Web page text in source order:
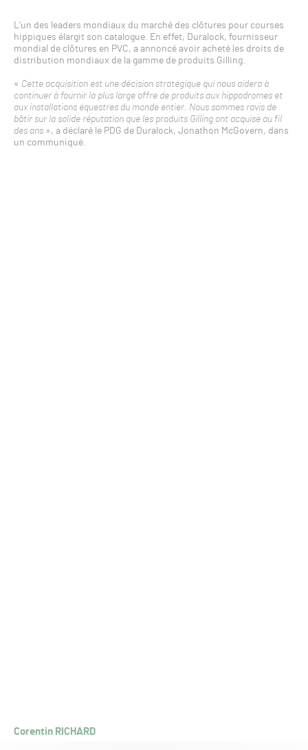
L’un des leaders mondiaux du marché des clôtures pour courses
hippiques élargit son catalogue. En effet, Duralock, fournisseur
mondial de clôtures en PVC, a annoncé avoir acheté les droits de
distribution mondiaux de la gamme de produits Gilling.
« Cette acquisition est une décision stratégique qui nous aidera à
continuer à fournir la plus large offre de produits aux hippodromes et
aux installations équestres du monde entier. Nous sommes ravis de
bâtir sur la solide réputation que les produits Gilling ont acquise au fil
des ans», a déclaré le PDG de Duralock, Jonathon McGovern, dans
un communiqué.
Corentin RICHARD